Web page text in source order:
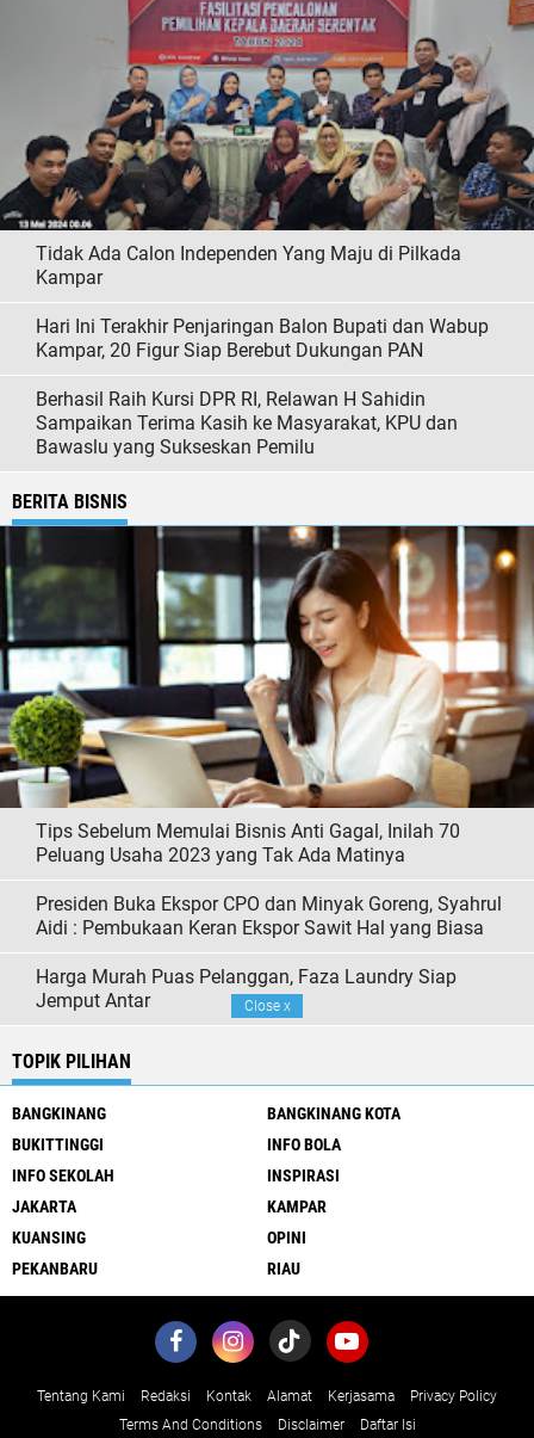
Tidak Ada Calon Independen Yang Maju di Pilkada
Kampar
Hari Ini Terakhir Penjaringan Balon Bupati dan Wabup
Kampar, 20 Figur Siap Berebut Dukungan PAN
Berhasil Raih Kursi DPR RI, Relawan H Sahidin
Sampaikan Terima Kasih ke Masyarakat, KPU dan
Bawaslu yang Sukseskan Pemilu
BERITA BISNIS
Tips Sebelum Memulai Bisnis Anti Gagal, Inilah 70
Peluang Usaha 2023 yang Tak Ada Matinya
Presiden Buka Ekspor CPO dan Minyak Goreng, Syahrul
Aidi : Pembukaan Keran Ekspor Sawit Hal yang Biasa
Harga Murah Puas Pelanggan, Faza Laundry Siap
Jemput Antar
TOPIK PILIHAN
BANGKINANG
BANGKINANG KOTA
BUKITTINGGI
INFO BOLA
INFO SEKOLAH
INSPIRASI
JAKARTA
KAMPAR
KUANSING
OPINI
PEKANBARU
RIAU
Tentang Kami Redaksi Kontak Alamat Kerjasama
Privacy Policy
Terms And Conditions
Disclaimer Daftar Isi
Close x